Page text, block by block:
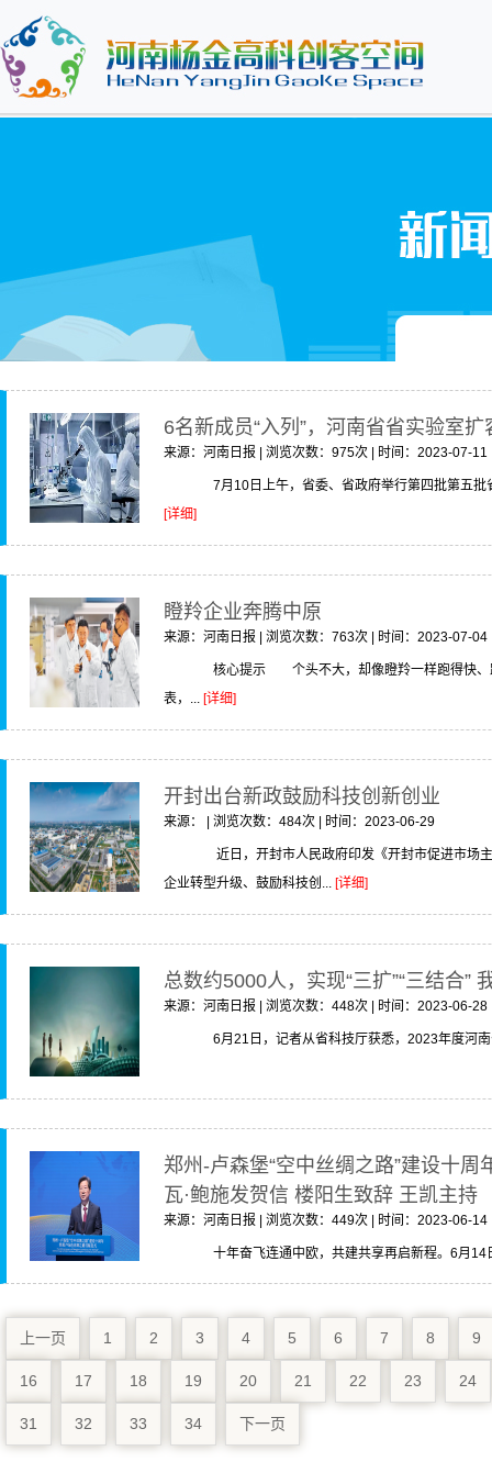
6名新成员“入列”，河南省省实验室扩
来源：河南日报 | 浏览次数：975次 | 时间：2023-07-11
7月10日上午，省委、省政府举行第四批第五批
[详细]
瞪羚企业奔腾中原
来源：河南日报 | 浏览次数：763次 | 时间：2023-07-04
核心提示 个头不大，却像瞪羚一样跑得快、跳
表，... [详细]
开封出台新政鼓励科技创新创业
来源： | 浏览次数：484次 | 时间：2023-06-29
近日，开封市人民政府印发《开封市促进市场主
企业转型升级、鼓励科技创... [详细]
总数约5000人，实现“三扩”“三结合”
来源：河南日报 | 浏览次数：448次 | 时间：2023-06-28
6月21日，记者从省科技厅获悉，2023年度河南
郑州-卢森堡“空中丝绸之路”建设十
瓦·鲍施发贺信 楼阳生致辞 王凯主持
来源：河南日报 | 浏览次数：449次 | 时间：2023-06-14
十年奋飞连通中欧，共建共享再启新程。6月14
上一页 1 2 3 4 5 6 7 8 9
16 17 18 19 20 21 22 23 24
31 32 33 34 下一页